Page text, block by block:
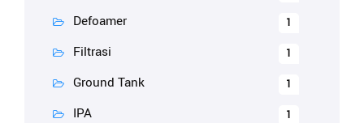
Defoamer 1
Filtrasi 1
Ground Tank 1
IPA 1